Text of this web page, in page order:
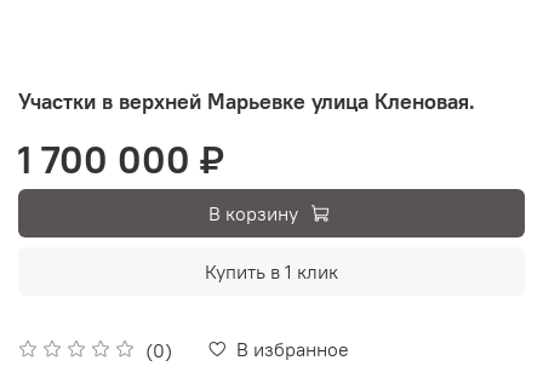
Участки в верхней Марьевке улица Кленовая.
(0) В избранное
1 700 000 ₽
В корзину
Купить в 1 клик